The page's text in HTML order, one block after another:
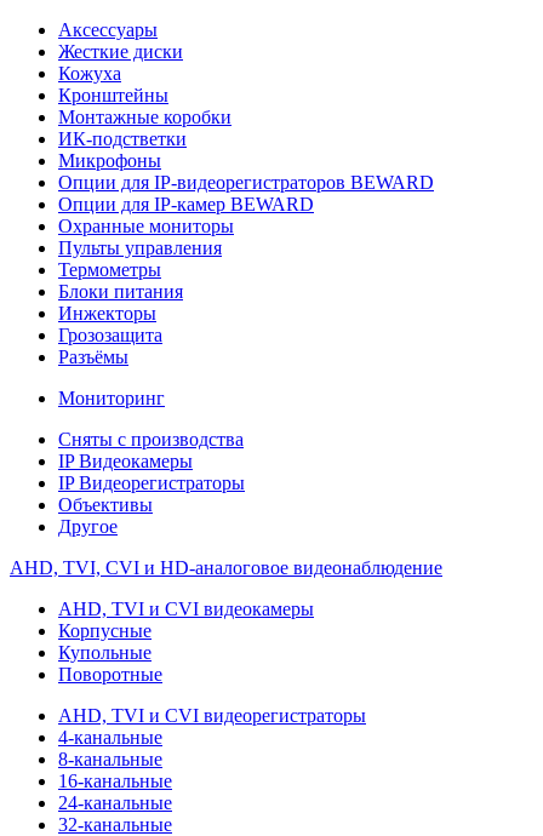
Аксессуары
Жесткие диски
Кожуха
Кронштейны
Монтажные коробки
ИК-подстветки
Микрофоны
Опции для IP-видеорегистраторов BEWARD
Опции для IP-камер BEWARD
Охранные мониторы
Пульты управления
Термометры
Блоки питания
Инжекторы
Грозозащита
Разъёмы
Мониторинг
Сняты с производства
IP Видеокамеры
IP Видеорегистраторы
Объективы
Другое
AHD, TVI, CVI и HD-аналоговое видеонаблюдение
AHD, TVI и CVI видеокамеры
Корпусные
Купольные
Поворотные
AHD, TVI и CVI видеорегистраторы
4-канальные
8-канальные
16-канальные
24-канальные
32-канальные